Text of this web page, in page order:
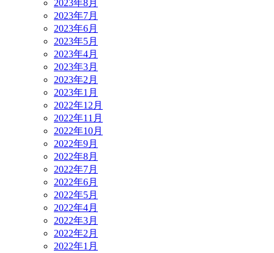
2023年8月
2023年7月
2023年6月
2023年5月
2023年4月
2023年3月
2023年2月
2023年1月
2022年12月
2022年11月
2022年10月
2022年9月
2022年8月
2022年7月
2022年6月
2022年5月
2022年4月
2022年3月
2022年2月
2022年1月